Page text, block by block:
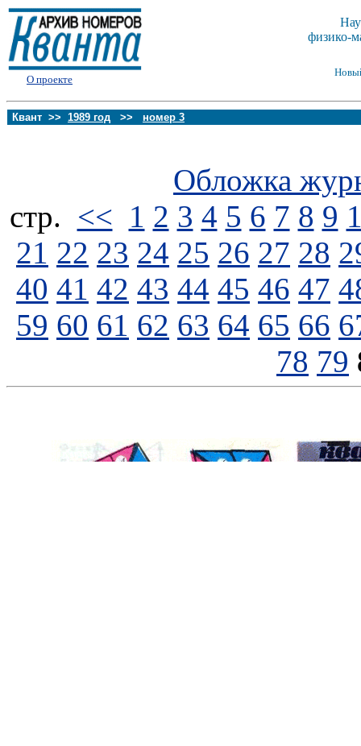
О проекте
физико-
Квант >> 1989 год >> номер 3
Обложка
стp. << 1 2 3 4 5 6 7 8 9
21 22 23 24 25 26 27 28
40 41 42 43 44 45 46 47
59 60 61 62 63 64 65 66
78 79